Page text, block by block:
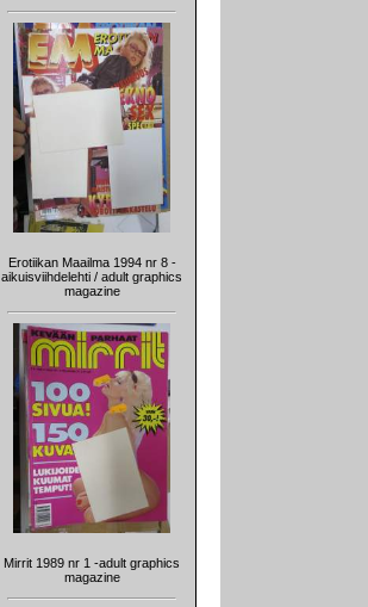
Erotiikan Maailma 1994 nr 8 -
aikuisviihdelehti / adult graphics
magazine
Mirrit 1989 nr 1 -adult graphics
magazine